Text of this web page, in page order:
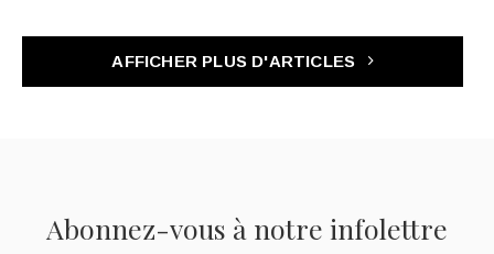
AFFICHER PLUS D'ARTICLES
Abonnez-vous à notre infolettre